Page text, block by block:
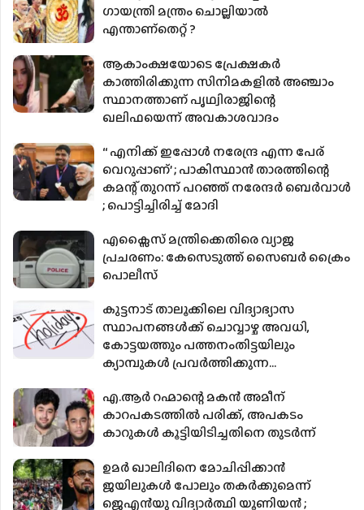
ഗായന്ത്രി മന്ത്രം ചൊല്ലിയാല്‍
എന്താണ്തെറ്റ് ?
ആകാംക്ഷയോടെ പ്രേക്ഷകര്‍
കാത്തിരിക്കുന്ന സിനിമകളില്‍ അഞ്ചാം
സ്ഥാനത്താണ് പൃഥ്വിരാജിന്റെ
ഖലിഫയെന്ന് അവകാശവാദം
‘‘ എനിക്ക് ഇപ്പോൾ നരേന്ദ്ര എന്ന പേര്
വെറുപ്പാണ്’ ; പാകിസ്ഥാൻ താരത്തിന്റെ
കമന്റ് തുറന്ന് പറഞ്ഞ് നരേന്ദർ ബെർവാൾ
; പൊട്ടിച്ചിരിച്ച് മോദി
എക്സൈസ് മന്ത്രിക്കെതിരെ വ്യാജ
പ്രചരണം: കേസെടുത്ത് സൈബര്‍ ക്രൈം
പൊലീസ്
കുട്ടനാട് താലൂക്കിലെ വിദ്യാഭ്യാസ
സ്ഥാപനങ്ങള്‍ക്ക് ചൊവ്വാഴ്ച അവധി,
കോട്ടയത്തും പത്തനംതിട്ടയിലും
ക്യാമ്പുകള്‍ പ്രവര്‍ത്തിക്കുന്ന
എ.ആര്‍ റഹ്മാന്റെ മകൻ അമീന്
കാറപകടത്തില്‍ പരിക്ക്, അപകടം
കാറുകള്‍ കൂട്ടിയിടിച്ചതിനെ തുടര്‍ന്ന്
ഉമർ ഖാലിദിനെ മോചിപ്പിക്കാൻ
ജയിലുകൾ പോലും തകർക്കുമെന്ന്
ജെഎൻയു വിദ്യാർത്ഥി യൂണിയൻ ;